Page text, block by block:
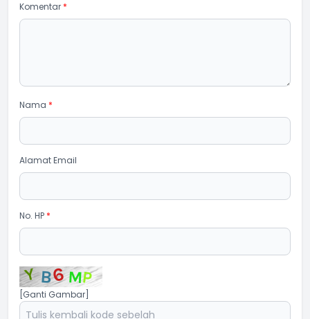
Komentar *
Nama *
Alamat Email
No. HP *
[Ganti Gambar]